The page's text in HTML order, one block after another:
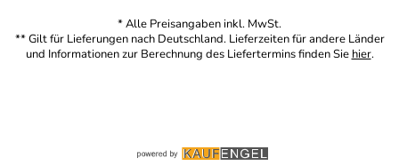
* Alle Preisangaben inkl. MwSt.
** Gilt für Lieferungen nach Deutschland. Lieferzeiten für andere Länder
und Informationen zur Berechnung des Liefertermins finden Sie hier.